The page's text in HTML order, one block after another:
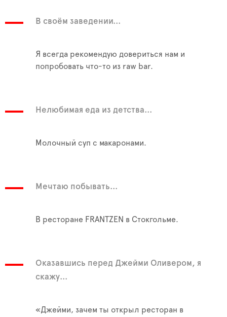
В своём заведении...
Я всегда рекомендую довериться нам и
попробовать что-то из raw bar.
Нелюбимая еда из детства...
Молочный суп с макаронами.
Мечтаю побывать...
В ресторане FRANTZEN в Стокгольме.
Оказавшись перед Джейми Оливером, я
скажу...
«Джейми, зачем ты открыл ресторан в